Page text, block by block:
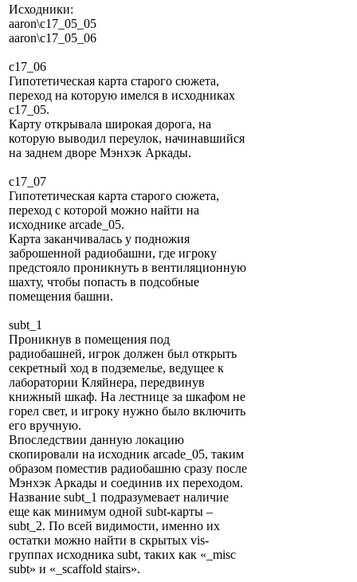
Исходники:
aaron\c17_05_05
aaron\c17_05_06
c17_06
Гипотетическая карта старого сюжета,
переход на которую имелся в исходниках
c17_05.
Карту открывала широкая дорога, на
которую выводил переулок, начинавшийся
на заднем дворе Мэнхэк Аркады.
c17_07
Гипотетическая карта старого сюжета,
переход с которой можно найти на
исходнике arcade_05.
Карта заканчивалась у подножия
заброшенной радиобашни, где игроку
предстояло проникнуть в вентиляционную
шахту, чтобы попасть в подсобные
помещения башни.
subt_1
Проникнув в помещения под
радиобашней, игрок должен был открыть
секретный ход в подземелье, ведущее к
лаборатории Кляйнера, передвинув
книжный шкаф. На лестнице за шкафом не
горел свет, и игроку нужно было включить
его вручную.
Впоследствии данную локацию
скопировали на исходник arcade_05, таким
образом поместив радиобашню сразу после
Мэнхэк Аркады и соединив их переходом.
Название subt_1 подразумевает наличие
еще как минимум одной subt-карты –
subt_2. По всей видимости, именно их
остатки можно найти в скрытых vis-
группах исходника subt, таких как «_misc
subt» и «_scaffold stairs».